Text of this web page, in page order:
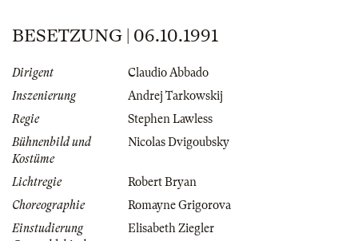
BESETZUNG | 06.10.1991
Dirigent
Claudio Abbado
Inszenierung
Andrej Tarkowskij
Regie
Stephen Lawless
Bühnenbild und
Kostüme
Nicolas Dvigoubsky
Lichtregie
Robert Bryan
Choreographie
Romayne Grigorova
Einstudierung
Elisabeth Ziegler